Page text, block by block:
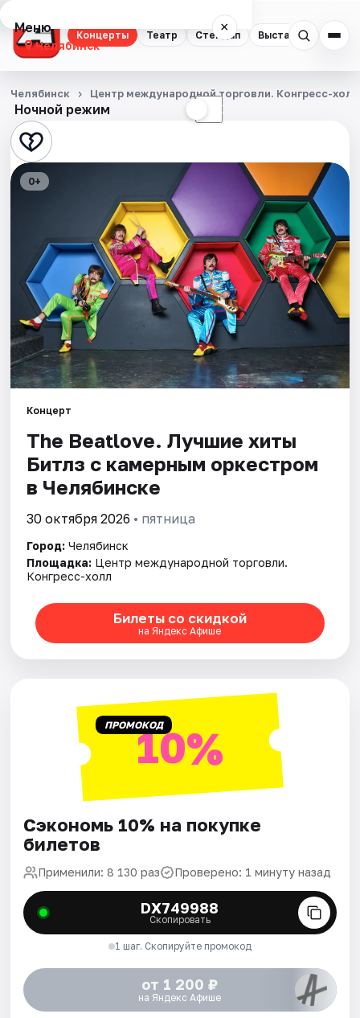
Концерты Театр Стендап Выставки
Меню ×
Челябинск
Концерты
Театр
Стендап
Экскурсии
Спорт
События
Площадки
Артисты
Рейтинги
Ночной режим ☾
Челябинск Центр международной торговли. Конгресс-холл
0+
Концерт
The Beatlove. Лучшие хиты
Битлз с камерным оркестром
в Челябинске
30 октября 2026 • пятница
Город: Челябинск
Площадка: Центр международной торговли.
Конгресс-холл
Билеты со скидкой
на Яндекс Афише
ПРОМОКОД10%
Сэкономь 10% на покупке
билетов
Применили: 8 130 раз Проверено: 1 минуту назад
DX749988
Скопировать
1 шаг. Скопируйте промокод
от 1 200 ₽
на Яндекс Афише